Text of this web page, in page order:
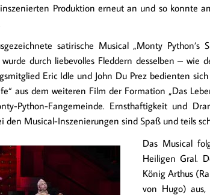
Produktion erneut an und so konnte
satirische Musical „Monty
wurde durch liebevolles Fleddern desselben –
Eric Idle und John Du Prez bedienten
aus dem weiteren Film der Formation „Das
Python-Fangemeinde. Ernsthaftigkeit und
den Musical-Inszenierungen sind Spaß und teils
Das Musical
Heiligen Gral.
König Arthus
von Hugo)